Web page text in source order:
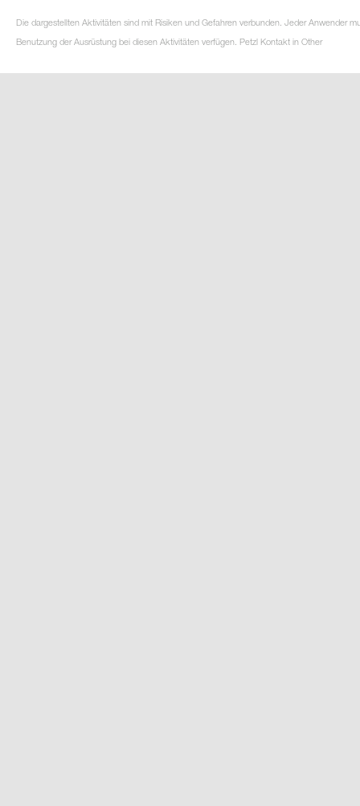
Die dargestellten Aktivitäten sind mit Risiken und Gefahren verbunden. Jeder Anwender
Benutzung der Ausrüstung bei diesen Aktivitäten verfügen. Petzl Kontakt in Other